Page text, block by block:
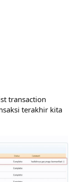
transaction
terakhir kita